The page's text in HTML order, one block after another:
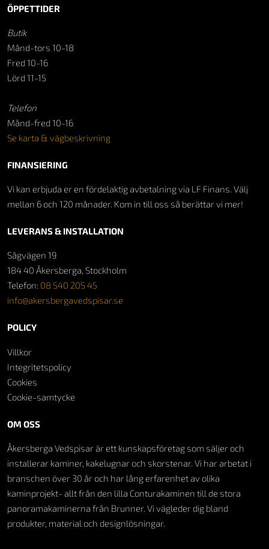
OM OSS
Åkersberga Vedspisar är ett kunskapsföretag som säljer och
installerar kaminer, kakelugnar och skorstenar. Vi har arbetat i
branschen över 30 år och har lång erfarenhet av olika
kaminprojekt- allt från den lilla Conturakaminen till de stora
panoramakaminerna från Brunner. Vi vägleder dig bland
produkter, material och designlösningar.
ÖPPETTIDER
Butik
Månd-tors 10-18
Fred 10-16
Lörd 11-15
Telefon
Månd-fred 10-16
Se karta & vägbeskrivning
FINANSIERING
Vi kan erbjuda er en fördelaktig avbetalning via LF Finans. Välj
mellan 6 och 120 månader. Kom in till oss så berättar vi mer!
LEVERANS & INSTALLATION
Sågvägen 19
184 40 Åkersberga, Stockholm
Telefon: 08 540 205 45
info@akersbergavedspisar.se
POLICY
Villkor
Integritetspolicy
Cookies
Cookie-samtycke